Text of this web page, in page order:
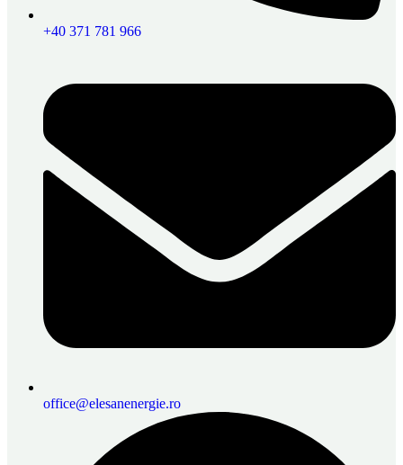
+40 371 781 966
office@elesanenergie.ro